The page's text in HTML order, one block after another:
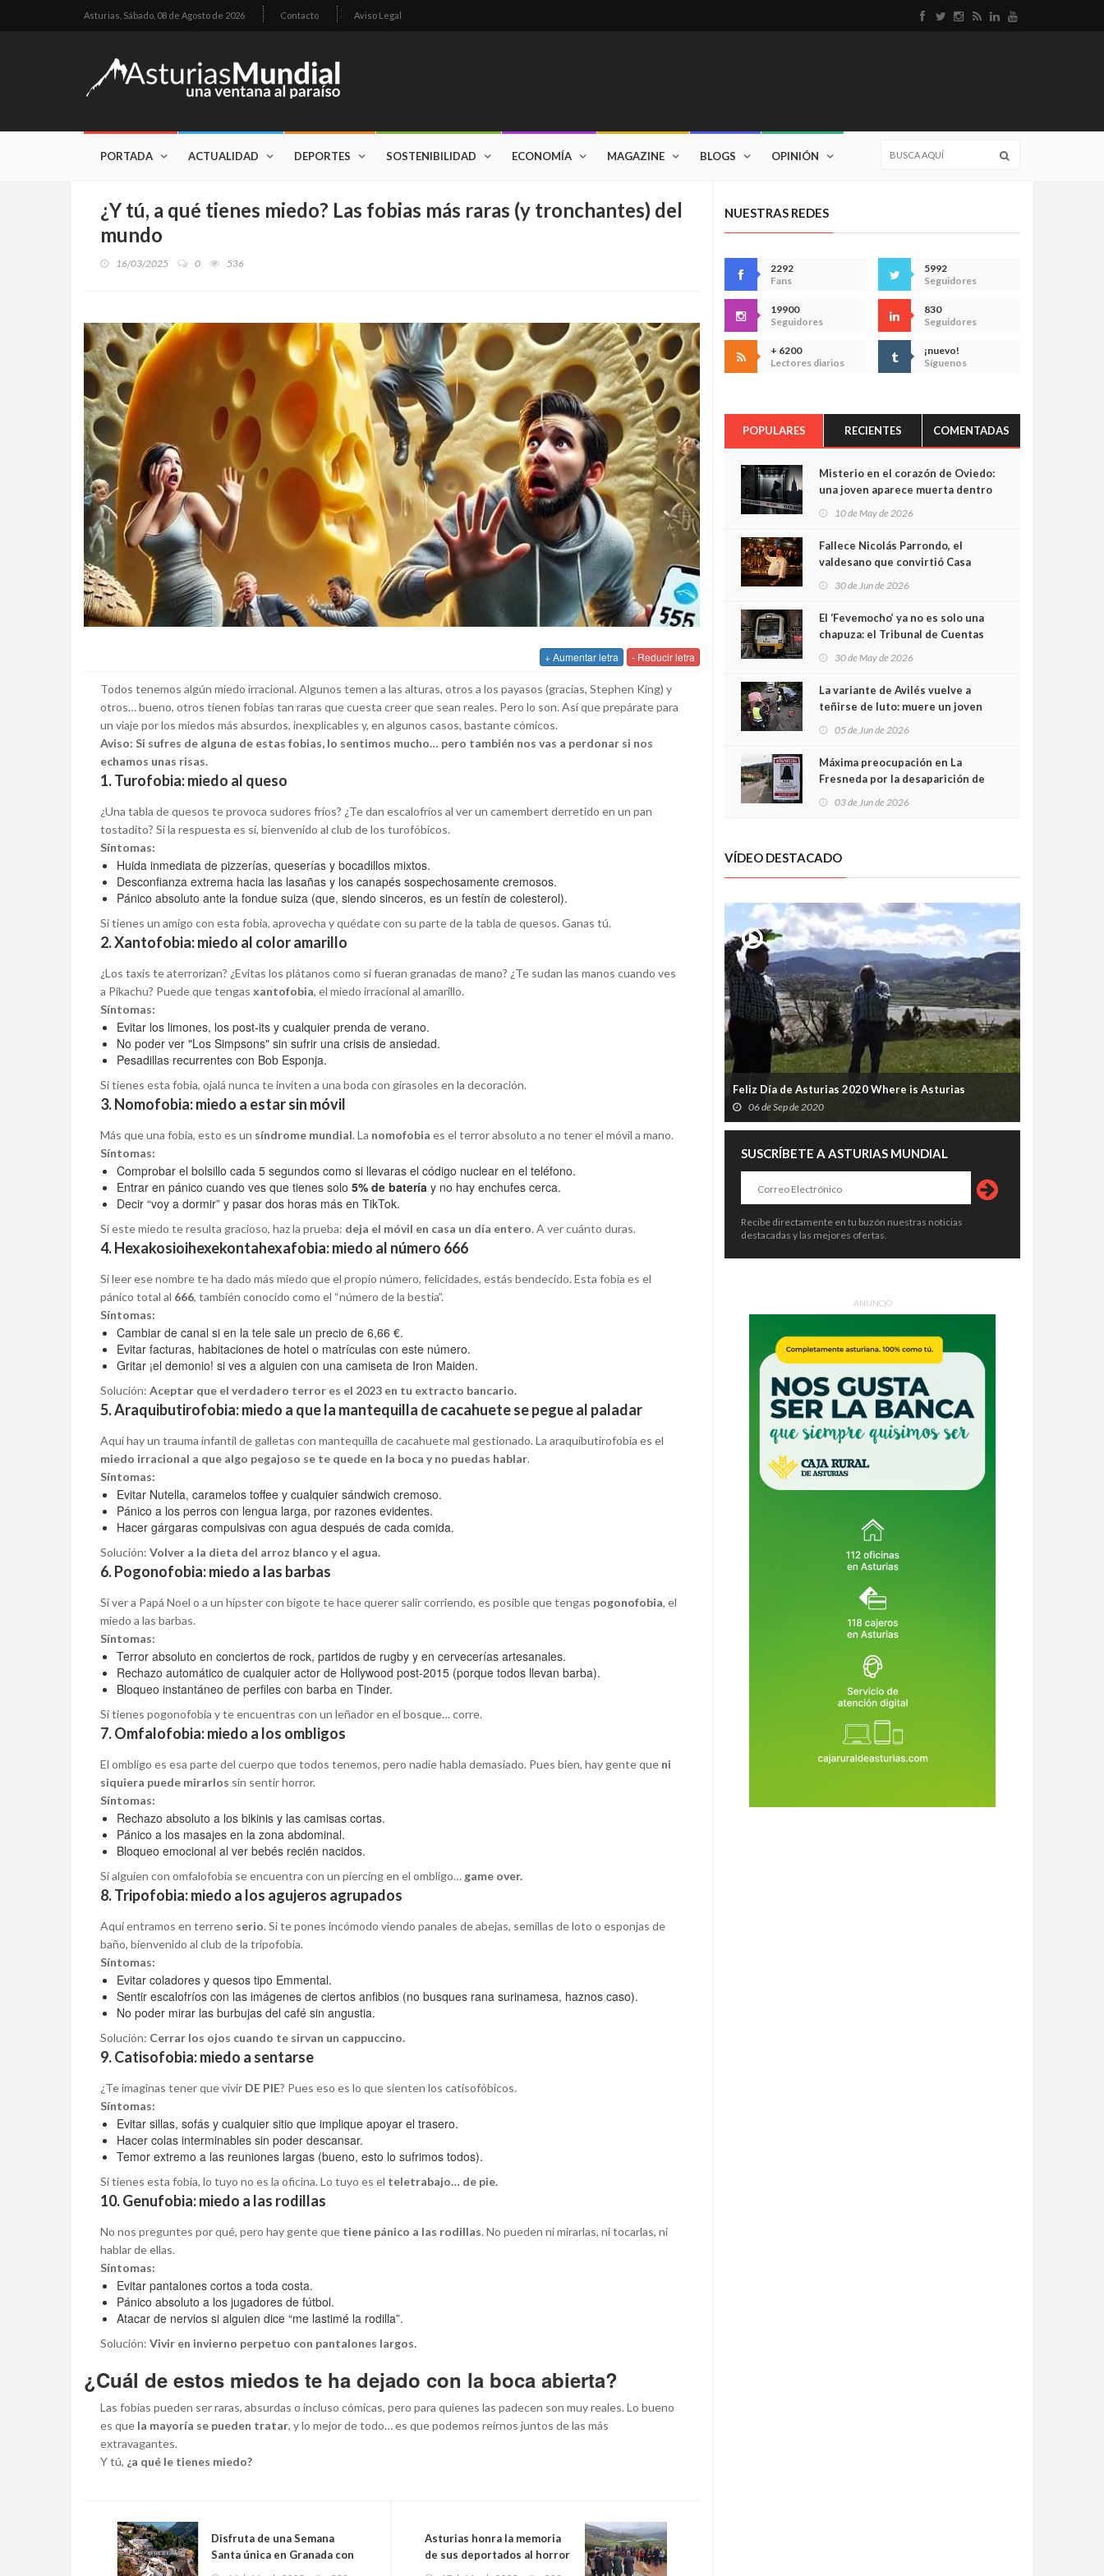
Asturias, Sábado, 08 de Agosto de 2026 Contacto Aviso Legal
PORTADA ACTUALIDAD DEPORTES SOSTENIBILIDAD ECONOMÍA MAGAZINE BLOGS OPINIÓN
¿Y tú, a qué tienes miedo? Las fobias más raras (y tronchantes) del
mundo
16/03/2025 0 536
+ Aumentar letra - Reducir letra
Todos tenemos algún miedo irracional. Algunos temen a las alturas, otros a los payasos (gracias, Stephen King) y
otros… bueno, otros tienen fobias tan raras que cuesta creer que sean reales. Pero lo son. Así que prepárate para
un viaje por los miedos más absurdos, inexplicables y, en algunos casos, bastante cómicos.
Aviso: Si sufres de alguna de estas fobias, lo sentimos mucho… pero también nos vas a perdonar si nos
echamos unas risas.
1. Turofobia: miedo al queso
¿Una tabla de quesos te provoca sudores fríos? ¿Te dan escalofríos al ver un camembert derretido en un pan
tostadito? Si la respuesta es sí, bienvenido al club de los turofóbicos.
Síntomas:
Huida inmediata de pizzerías, queserías y bocadillos mixtos.
Desconfianza extrema hacia las lasañas y los canapés sospechosamente cremosos.
Pánico absoluto ante la fondue suiza (que, siendo sinceros, es un festín de colesterol).
Si tienes un amigo con esta fobia, aprovecha y quédate con su parte de la tabla de quesos. Ganas tú.
2. Xantofobia: miedo al color amarillo
¿Los taxis te aterrorizan? ¿Evitas los plátanos como si fueran granadas de mano? ¿Te sudan las manos cuando ves
a Pikachu? Puede que tengas xantofobia, el miedo irracional al amarillo.
Síntomas:
Evitar los limones, los post-its y cualquier prenda de verano.
No poder ver "Los Simpsons" sin sufrir una crisis de ansiedad.
Pesadillas recurrentes con Bob Esponja.
Si tienes esta fobia, ojalá nunca te inviten a una boda con girasoles en la decoración.
3. Nomofobia: miedo a estar sin móvil
Más que una fobia, esto es un síndrome mundial. La nomofobia es el terror absoluto a no tener el móvil a mano.
Síntomas:
Comprobar el bolsillo cada 5 segundos como si llevaras el código nuclear en el teléfono.
Entrar en pánico cuando ves que tienes solo 5% de batería y no hay enchufes cerca.
Decir “voy a dormir” y pasar dos horas más en TikTok.
Si este miedo te resulta gracioso, haz la prueba: deja el móvil en casa un día entero. A ver cuánto duras.
4. Hexakosioihexekontahexafobia: miedo al número 666
Si leer ese nombre te ha dado más miedo que el propio número, felicidades, estás bendecido. Esta fobia es el
pánico total al 666, también conocido como el “número de la bestia”.
Síntomas:
Cambiar de canal si en la tele sale un precio de 6,66 €.
Evitar facturas, habitaciones de hotel o matrículas con este número.
Gritar ¡el demonio! si ves a alguien con una camiseta de Iron Maiden.
Solución: Aceptar que el verdadero terror es el 2023 en tu extracto bancario.
5. Araquibutirofobia: miedo a que la mantequilla de cacahuete se pegue al paladar
Aquí hay un trauma infantil de galletas con mantequilla de cacahuete mal gestionado. La araquibutirofobia es el
miedo irracional a que algo pegajoso se te quede en la boca y no puedas hablar.
Síntomas:
Evitar Nutella, caramelos toffee y cualquier sándwich cremoso.
Pánico a los perros con lengua larga, por razones evidentes.
Hacer gárgaras compulsivas con agua después de cada comida.
Solución: Volver a la dieta del arroz blanco y el agua.
6. Pogonofobia: miedo a las barbas
Si ver a Papá Noel o a un hipster con bigote te hace querer salir corriendo, es posible que tengas pogonofobia, el
miedo a las barbas.
Síntomas:
Terror absoluto en conciertos de rock, partidos de rugby y en cervecerías artesanales.
Rechazo automático de cualquier actor de Hollywood post-2015 (porque todos llevan barba).
Bloqueo instantáneo de perfiles con barba en Tinder.
Si tienes pogonofobia y te encuentras con un leñador en el bosque… corre.
7. Omfalofobia: miedo a los ombligos
El ombligo es esa parte del cuerpo que todos tenemos, pero nadie habla demasiado. Pues bien, hay gente que ni
siquiera puede mirarlos sin sentir horror.
Síntomas:
Rechazo absoluto a los bikinis y las camisas cortas.
Pánico a los masajes en la zona abdominal.
Bloqueo emocional al ver bebés recién nacidos.
Si alguien con omfalofobia se encuentra con un piercing en el ombligo…game over.
8. Tripofobia: miedo a los agujeros agrupados
Aquí entramos en terreno serio. Si te pones incómodo viendo panales de abejas, semillas de loto o esponjas de
baño, bienvenido al club de la tripofobia.
Síntomas:
Evitar coladores y quesos tipo Emmental.
Sentir escalofríos con las imágenes de ciertos anfibios (no busques rana surinamesa, haznos caso).
No poder mirar las burbujas del café sin angustia.
Solución: Cerrar los ojos cuando te sirvan un cappuccino.
9. Catisofobia: miedo a sentarse
¿Te imaginas tener que vivir DE PIE? Pues eso es lo que sienten los catisofóbicos.
Síntomas:
Evitar sillas, sofás y cualquier sitio que implique apoyar el trasero.
Hacer colas interminables sin poder descansar.
Temor extremo a las reuniones largas (bueno, esto lo sufrimos todos).
Si tienes esta fobia, lo tuyo no es la oficina. Lo tuyo es el teletrabajo… de pie.
10. Genufobia: miedo a las rodillas
No nos preguntes por qué, pero hay gente que tiene pánico a las rodillas. No pueden ni mirarlas, ni tocarlas, ni
hablar de ellas.
Síntomas:
Evitar pantalones cortos a toda costa.
Pánico absoluto a los jugadores de fútbol.
Atacar de nervios si alguien dice “me lastimé la rodilla”.
Solución: Vivir en invierno perpetuo con pantalones largos.
¿Cuál de estos miedos te ha dejado con la boca abierta?
Las fobias pueden ser raras, absurdas o incluso cómicas, pero para quienes las padecen son muy reales. Lo bueno
es que la mayoría se pueden tratar, y lo mejor de todo… es que podemos reírnos juntos de las más
extravagantes.
Y tú, ¿a qué le tienes miedo?
Disfruta de una Semana
Santa única en Granada con
entrada a un tablao
Asturias honra la memoria
de sus deportados al horror
nazi con dos nuevas piedras
NUESTRAS REDES
2292
Fans
5992
Seguidores
19900
Seguidores
830
Seguidores
+ 6200
Lectores diarios
¡nuevo!
Síguenos
POPULARES RECIENTES COMENTADAS
Misterio en el corazón de Oviedo:
una joven aparece muerta dentro
cámaras captan sus últimos
minutos
10 de May de 2026
Fallece Nicolás Parrondo, el
valdesano que convirtió Casa
30 de Jun de 2026
El ‘Fevemocho’ ya no es solo una
chapuza: el Tribunal de Cuentas
sobrecoste de los trenes que no
cabían por los túneles
30 de May de 2026
La variante de Avilés vuelve a
teñirse de luto: muere un joven
05 de Jun de 2026
Máxima preocupación en La
Fresneda por la desaparición de
03 de Jun de 2026
VÍDEO DESTACADO
Feliz Día de Asturias 2020 Where is Asturias
06 de Sep de 2020
SUSCRÍBETE A ASTURIAS MUNDIAL
Recibe directamente en tu buzón nuestras noticias
destacadas y las mejores ofertas.
ANUNCIO